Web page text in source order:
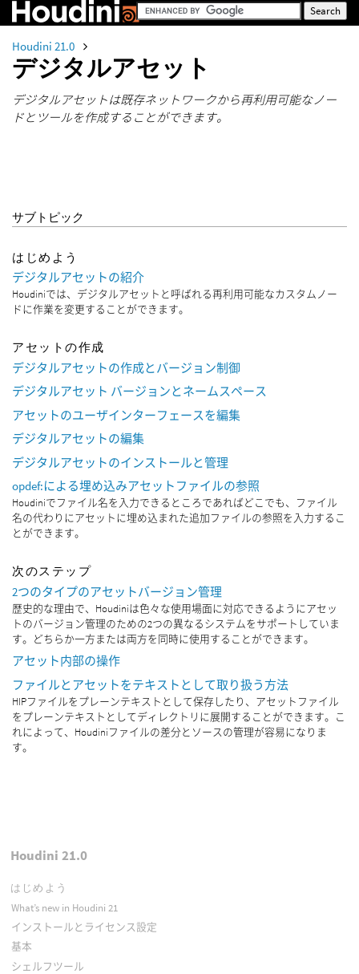
Houdini 21.0
デジタルアセット
デジタルアセットは既存ネットワークから再利用可能なノー
ドとツールを作成することができます。
サブトピック
はじめよう
デジタルアセットの紹介
Houdiniでは、デジタルアセットと呼ばれる再利用可能なカスタムノー
ドに作業を変更することができます。
アセットの作成
デジタルアセットの作成とバージョン制御
デジタルアセット バージョンとネームスペース
アセットのユーザインターフェースを編集
デジタルアセットの編集
デジタルアセットのインストールと管理
opdef:による埋め込みアセットファイルの参照
Houdiniでファイル名を入力できるところであればどこでも、ファイル
名の代わりにアセットに埋め込まれた追加ファイルの参照を入力するこ
とができます。
次のステップ
2つのタイプのアセットバージョン管理
歴史的な理由で、Houdiniは色々な使用場面に対応できるようにアセッ
トのバージョン管理のための2つの異なるシステムをサポートしていま
す。どちらか一方または両方を同時に使用することができます。
アセット内部の操作
ファイルとアセットをテキストとして取り扱う方法
HIPファイルをプレーンテキストとして保存したり、アセットファイル
をプレーンテキストとしてディレクトリに展開することができます。こ
れによって、Houdiniファイルの差分とソースの管理が容易になりま
す。
Houdini 21.0
はじめよう
What’s new in Houdini 21
インストールとライセンス設定
基本
シェルフツール